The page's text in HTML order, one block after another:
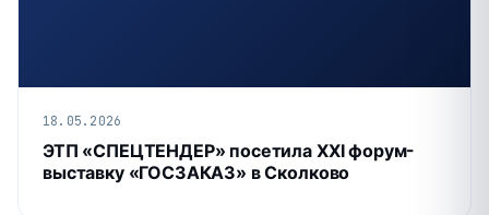
18.05.2026
ЭТП «СПЕЦТЕНДЕР» посетила XXI форум-
выставку «ГОСЗАКАЗ» в Сколково